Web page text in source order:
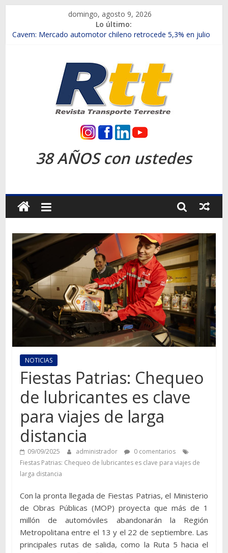
contenido
domingo, agosto 9, 2026
Lo último:
Chile es el primer mercado internacional en lanzar la nueva
Salfa suma vehículos electrificados de Chevrolet en el Biobío
Samex amplía su red con nuevas sucursales en Rancagua y
SINOTRUK Pick-ups presentó la recién estrenada Bolden en
la Expo Compras Públicas 2026
Revista
Transporte
Terrestre
Autos,
camiones,
motos,
información
del
mundo
del
transporte
38 AÑOS con ustedes
NOTICIAS
Fiestas Patrias: Chequeo
de lubricantes es clave
para viajes de larga
distancia
09/09/2025 administrador
0 comentarios
Fiestas Patrias: Chequeo de lubricantes es clave para viajes de
larga distancia
Con la pronta llegada de Fiestas Patrias, el Ministerio
de Obras Públicas (MOP) proyecta que más de 1
millón de automóviles abandonarán la Región
Metropolitana entre el 13 y el 22 de septiembre. Las
principales rutas de salida, como la Ruta 5 hacia el